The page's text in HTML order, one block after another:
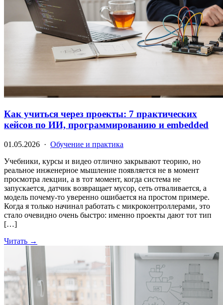
Как учиться через проекты: 7 практических
кейсов по ИИ, программированию и embedded
01.05.2026 · Обучение и практика
Учебники, курсы и видео отлично закрывают теорию, но
реальное инженерное мышление появляется не в момент
просмотра лекции, а в тот момент, когда система не
запускается, датчик возвращает мусор, сеть отваливается, а
модель почему-то уверенно ошибается на простом примере.
Когда я только начинал работать с микроконтроллерами, это
стало очевидно очень быстро: именно проекты дают тот тип
[…]
Читать →